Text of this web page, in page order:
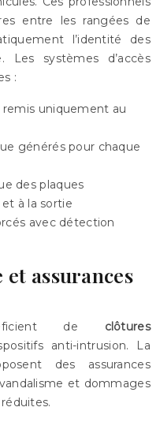
entre les rangées de
l’identité des
systèmes d’accès
:
remis uniquement au
générés pour chaque
des plaques
à la sortie
avec détection
assurances
de clôtures
anti-intrusion. La
des assurances
et dommages